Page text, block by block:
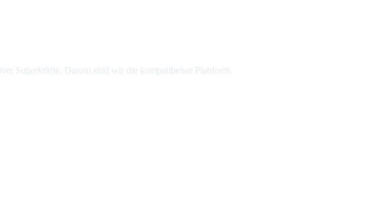
Superkräfte. Darum sind wir die kompatibelste Plattform.